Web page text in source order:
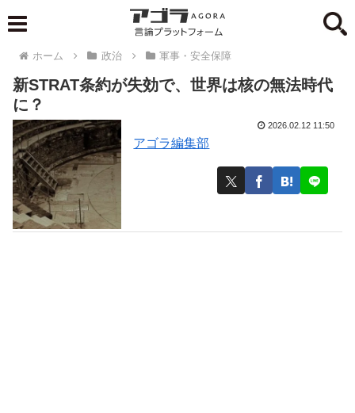
ホーム 政治 軍事・安全保障
新STRAT条約が失効で、世界は核の無法時代
に？
アゴラ編集部
2026.02.12 11:50